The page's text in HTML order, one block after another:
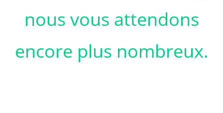
nous vous attendons
encore plus nombreux.